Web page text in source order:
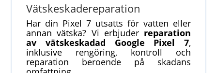
Vätskeskadereparation
Har din Pixel 7 utsatts för vatten eller
annan vätska? Vi erbjuder reparation
av vätskeskadad Google Pixel 7,
inklusive rengöring, kontroll och
reparation beroende på skadans